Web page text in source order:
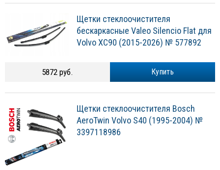
Щетки стеклоочистителя
бескаркасные Valeo Silencio Flat для
Volvo XC90 (2015-2026) № 577892
Купить
5872 руб.
Щетки стеклоочистителя Bosch
AeroTwin Volvo S40 (1995-2004) №
3397118986